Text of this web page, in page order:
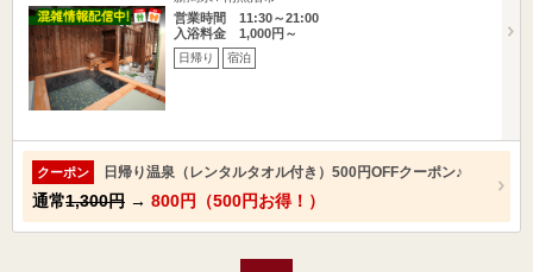
営業時間 11:30～21:00
入浴料金 1,000円～
日帰り 宿泊
クーポン 日帰り温泉（レンタルタオル付き）500円OFFクーポン♪
通常1,300円 → 800円（500円お得！）